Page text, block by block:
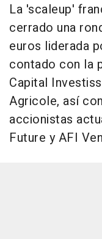
La 'scaleup'
cerrado una
euros liderada
contado con la
Capital
Agricole, así
accionistas
Future y AFI